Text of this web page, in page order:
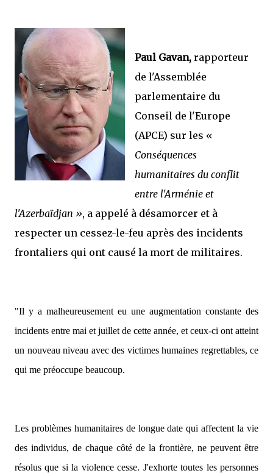
Paul Gavan, rapporteur
de l'Assemblée
parlementaire du
Conseil de l'Europe
(APCE) sur les «
Conséquences
humanitaires du conflit
entre l'Arménie et
l'Azerbaïdjan », a appelé à désamorcer et à
respecter un cessez-le-feu après des incidents
frontaliers qui ont causé la mort de militaires.
"Il y a malheureusement eu une augmentation constante des
incidents entre mai et juillet de cette année, et ceux-ci ont atteint
un nouveau niveau avec des victimes humaines regrettables, ce
qui me préoccupe beaucoup.
Les problèmes humanitaires de longue date qui affectent la vie
des individus, de chaque côté de la frontière, ne peuvent être
résolus que si la violence cesse. J'exhorte toutes les personnes